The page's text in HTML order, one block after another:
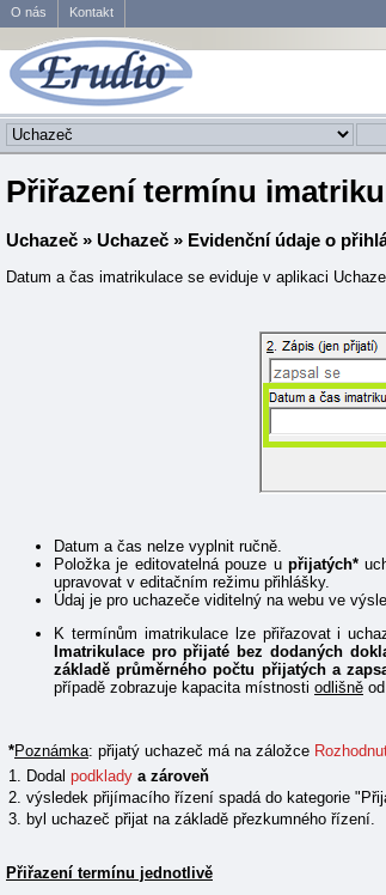
O nás Kontakt
Přiřazení termínu
Uchazeč » Uchazeč » Evidenční údaje o
Datum a čas imatrikulace se eviduje v aplikaci
Datum a čas nelze vyplnit ručně.
Položka je editovatelná pouze u přijatých*
upravovat v editačním režimu přihlášky.
Údaj je pro uchazeče viditelný na webu ve
K termínům imatrikulace lze přiřazovat i
Imatrikulace pro přijaté bez dodaných
základě průměrného počtu přijatých a
případě zobrazuje kapacita místnosti odlišně
*Poznámka: přijatý uchazeč má na záložce
1. Dodal podklady a zároveň
2. výsledek přijímacího řízení spadá do kategorie
3. byl uchazeč přijat na základě přezkumného řízení.
Přiřazení termínu jednotlivě